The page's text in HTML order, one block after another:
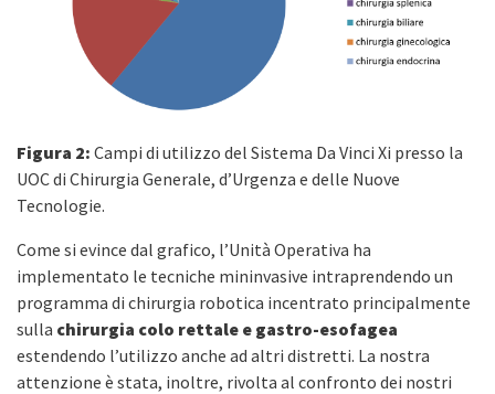
Figura 2: Campi di utilizzo del Sistema Da Vinci Xi presso la
UOC di Chirurgia Generale, d’Urgenza e delle Nuove
Tecnologie.
Come si evince dal grafico, l’Unità Operativa ha
implementato le tecniche mininvasive intraprendendo un
programma di chirurgia robotica incentrato principalmente
sulla chirurgia colo rettale e gastro-esofagea
estendendo l’utilizzo anche ad altri distretti. La nostra
attenzione è stata, inoltre, rivolta al confronto dei nostri